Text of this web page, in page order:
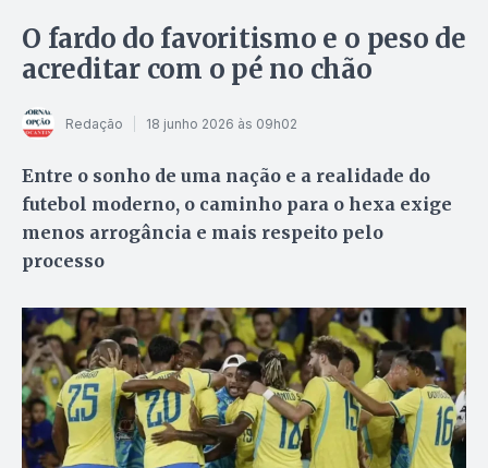
O fardo do favoritismo e o peso de
acreditar com o pé no chão
Redação 18 junho 2026 às 09h02
Entre o sonho de uma nação e a realidade do
futebol moderno, o caminho para o hexa exige
menos arrogância e mais respeito pelo
processo